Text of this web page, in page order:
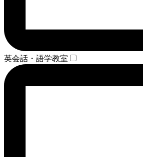
英会話・語学教室